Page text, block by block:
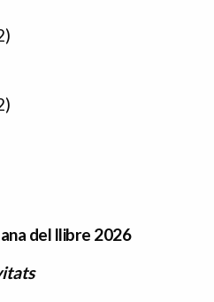
del llibre 2026